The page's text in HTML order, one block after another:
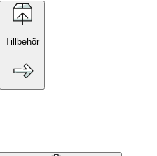
Tillbehör